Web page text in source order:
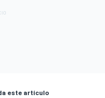
este artículo